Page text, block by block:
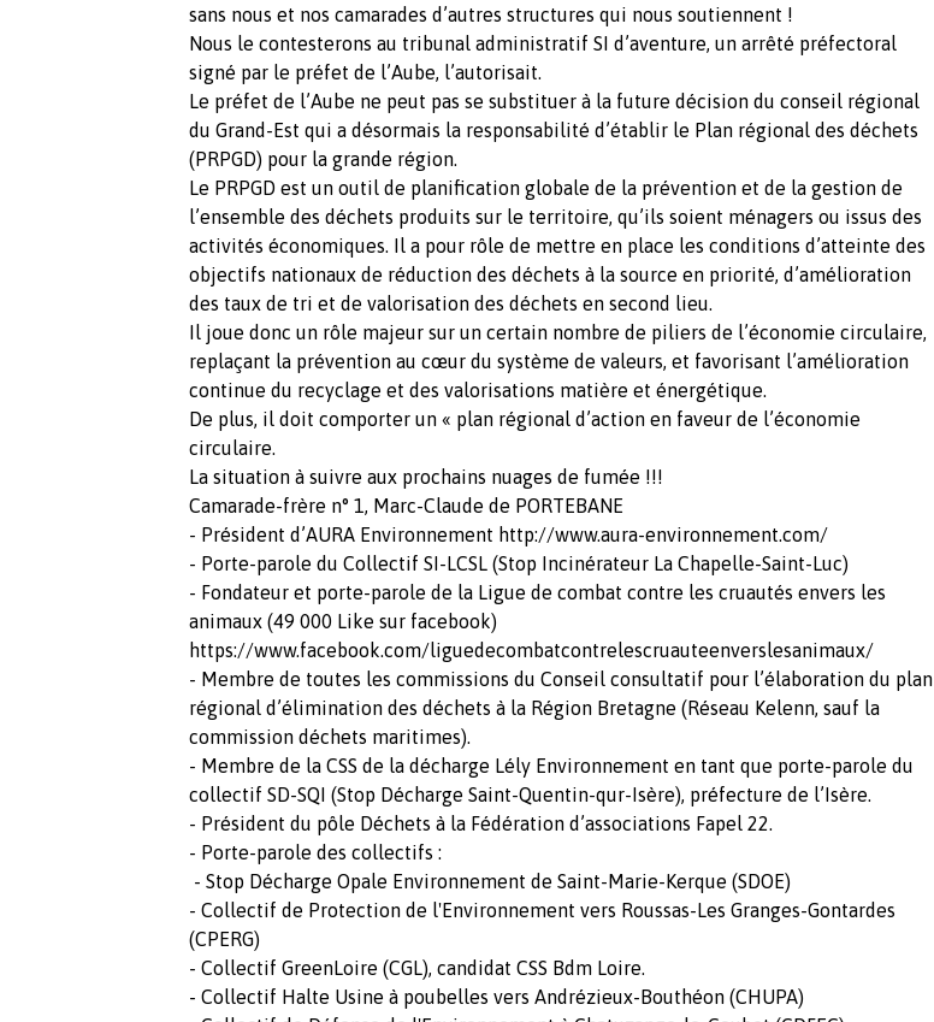
sans nous et nos camarades d’autres structures qui nous soutiennent !
Nous le contesterons au tribunal administratif SI d’aventure, un arrêté préfectoral
signé par le préfet de l’Aube, l’autorisait.
Le préfet de l’Aube ne peut pas se substituer à la future décision du conseil régional
du Grand-Est qui a désormais la responsabilité d’établir le Plan régional des déchets
(PRPGD) pour la grande région.
Le PRPGD est un outil de planification globale de la prévention et de la gestion de
l’ensemble des déchets produits sur le territoire, qu’ils soient ménagers ou issus des
activités économiques. Il a pour rôle de mettre en place les conditions d’atteinte des
objectifs nationaux de réduction des déchets à la source en priorité, d’amélioration
des taux de tri et de valorisation des déchets en second lieu.
Il joue donc un rôle majeur sur un certain nombre de piliers de l’économie circulaire,
replaçant la prévention au cœur du système de valeurs, et favorisant l’amélioration
continue du recyclage et des valorisations matière et énergétique.
De plus, il doit comporter un « plan régional d’action en faveur de l’économie
circulaire.
La situation à suivre aux prochains nuages de fumée !!!
Camarade-frère n° 1, Marc-Claude de PORTEBANE
- Président d’AURA Environnement http://www.aura-environnement.com/
- Porte-parole du Collectif SI-LCSL (Stop Incinérateur La Chapelle-Saint-Luc)
- Fondateur et porte-parole de la Ligue de combat contre les cruautés envers les
animaux (49 000 Like sur facebook)
https://www.facebook.com/liguedecombatcontrelescruauteenverslesanimaux/
- Membre de toutes les commissions du Conseil consultatif pour l’élaboration du plan
régional d’élimination des déchets à la Région Bretagne (Réseau Kelenn, sauf la
commission déchets maritimes).
- Membre de la CSS de la décharge Lély Environnement en tant que porte-parole du
collectif SD-SQI (Stop Décharge Saint-Quentin-qur-Isère), préfecture de l’Isère.
- Président du pôle Déchets à la Fédération d’associations Fapel 22.
- Porte-parole des collectifs :
- Stop Décharge Opale Environnement de Saint-Marie-Kerque (SDOE)
- Collectif de Protection de l'Environnement vers Roussas-Les Granges-Gontardes
(CPERG)
- Collectif GreenLoire (CGL), candidat CSS Bdm Loire.
- Collectif Halte Usine à poubelles vers Andrézieux-Bouthéon (CHUPA)